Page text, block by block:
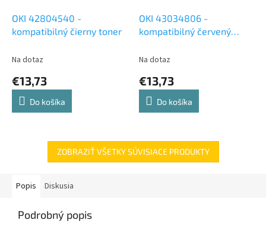
OKI 42804540 -
kompatibilný čierny toner
Na dotaz
€13,73
Do košíka
OKI 43034806 -
kompatibilný červený
Na dotaz
€13,73
Do košíka
ZOBRAZIŤ VŠETKY SÚVISIACE PRODUKTY
Popis Diskusia
Podrobný popis